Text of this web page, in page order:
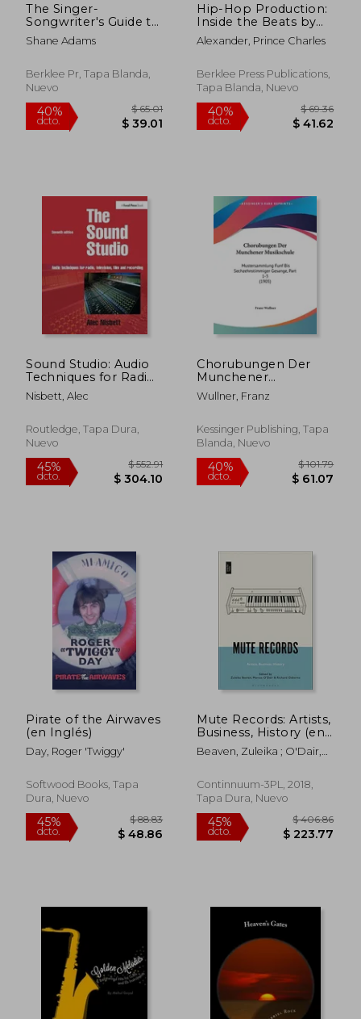
The Singer-
Songwriter's Guide to
Recording in the
Home Studio
Studio)
Shane Adams
Berklee Pr, Tapa Blanda,
Nuevo
40%
Hip-Hop Production:
Inside the Beats by
Prince Charles
Alexander - Includes
for Production
Practice! (en Inglés)
Alexander, Prince Charles
Berklee Press Publications,
Tapa Blanda, Nuevo
40%
Sound Studio: Audio
Techniques for Radio,
Television, Film and
Recording (en Inglés)
Nisbett, Alec
Routledge, Tapa Dura,
Nuevo
45%
dcto.
$ 552.91
Chorubungen Der
Munchener
Musikschule:
Mustersammlung
Sechzehnstimmiger
Gesange, Part 1-3
Wullner, Franz
Kessinger Publishing, Tapa
Blanda, Nuevo
40%
dcto. $
Pirate of the Airwaves
(en Inglés)
Day, Roger 'Twiggy'
Softwood Books, Tapa
Dura, Nuevo
Mute Records: Artists,
Business, History (en
Inglés)
Beaven, Zuleika ; O'Dair,
Continnuum-3PL, 2018,
Tapa Dura, Nuevo